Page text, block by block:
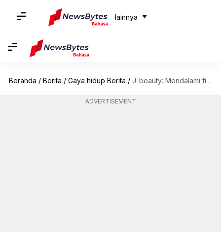
lainnya
Beranda / Berita / Gaya hidup Berita / J-beauty: Mendalami filosofi perawatan kulit Jepang
ADVERTISEMENT